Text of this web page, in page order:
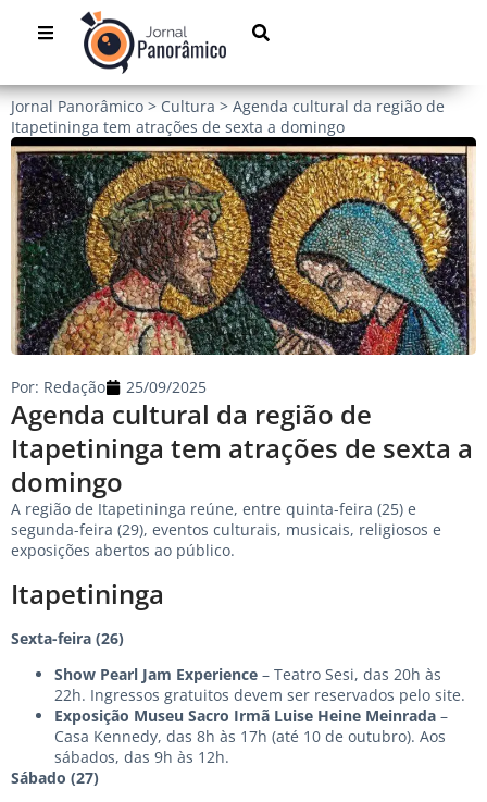
Jornal Panorâmico > Cultura > Agenda cultural da região de
Itapetininga tem atrações de sexta a domingo
Agenda cultural da região de
Itapetininga tem atrações de sexta a
domingo
Por: Redação 25/09/2025
A região de Itapetininga reúne, entre quinta-feira (25) e
segunda-feira (29), eventos culturais, musicais, religiosos e
exposições abertos ao público.
Itapetininga
Sexta-feira (26)
Show Pearl Jam Experience – Teatro Sesi, das 20h às
22h. Ingressos gratuitos devem ser reservados pelo site.
Exposição Museu Sacro Irmã Luise Heine Meinrada –
Casa Kennedy, das 8h às 17h (até 10 de outubro). Aos
sábados, das 9h às 12h.
Sábado (27)